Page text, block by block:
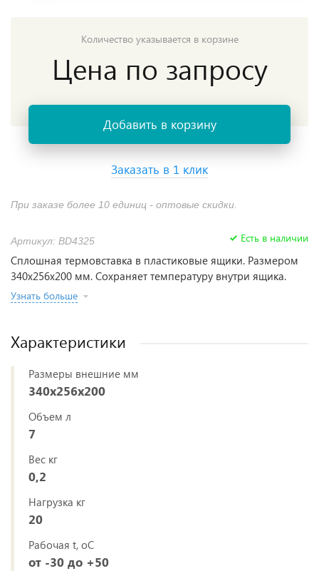
Артикул: BD4325 Есть в наличии
Сплошная термовставка в пластиковые ящики. Размером
340х256х200 мм. Сохраняет температуру внутри ящика.
Узнать больше
Количество указывается в корзине
Цена по запросу
Добавить в корзину
Заказать в 1 клик
При заказе более 10 единиц - оптовые скидки.
Характеристики
Размеры внешние мм
340х256х200
Объем л
7
Вес кг
0,2
Нагрузка кг
20
Рабочая t, oС
от -30 до +50